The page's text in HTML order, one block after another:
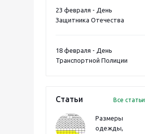
23 февраля - День
Защитника Отечества
18 февраля - День
Транспортной Полиции
Статьи Все статьи
Размеры
одежды,